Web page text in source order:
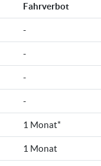
Fahrverbot
-
-
-
-
1 Monat*
1 Monat